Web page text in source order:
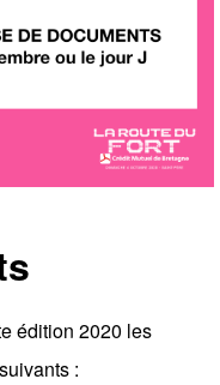
édition 2020 les
: